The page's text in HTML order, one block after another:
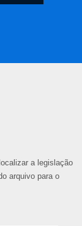
a legislação
arquivo para o